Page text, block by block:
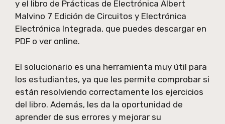
y el libro de Prácticas de Electrónica Albert
Malvino 7 Edición de Circuitos y Electrónica
Electrónica Integrada, que puedes descargar en
PDF o ver online.
El solucionario es una herramienta muy útil para
los estudiantes, ya que les permite comprobar si
están resolviendo correctamente los ejercicios
del libro. Además, les da la oportunidad de
aprender de sus errores y mejorar su